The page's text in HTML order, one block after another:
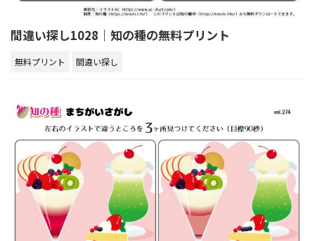
間違い探し1028｜知の種の無料プリント
無料プリント 間違い探し